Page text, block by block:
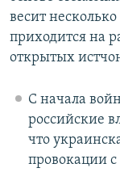
весит
приходится на
открытых
С начала
российские
что
провокации